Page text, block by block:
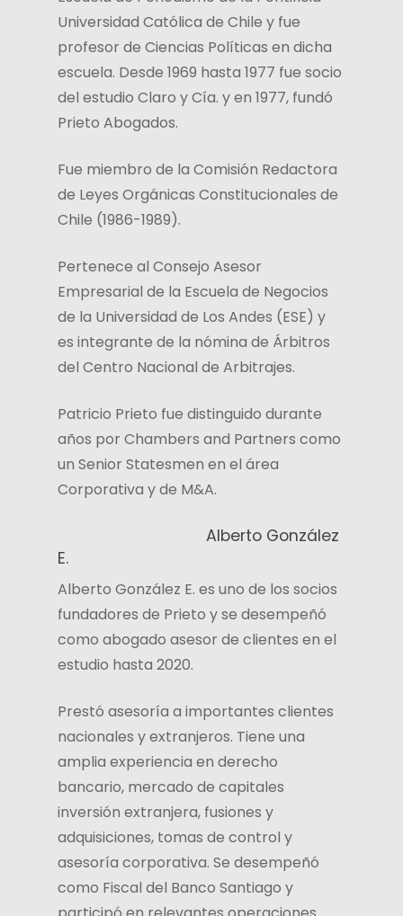
Universidad Católica de Chile y fue
profesor de Ciencias Políticas en dicha
escuela. Desde 1969 hasta 1977 fue socio
del estudio Claro y Cía. y en 1977, fundó
Prieto Abogados.
Fue miembro de la Comisión Redactora
de Leyes Orgánicas Constitucionales de
Chile (1986-1989).
Pertenece al Consejo Asesor
Empresarial de la Escuela de Negocios
de la Universidad de Los Andes (ESE) y
es integrante de la nómina de Árbitros
del Centro Nacional de Arbitrajes.
Patricio Prieto fue distinguido durante
años por Chambers and Partners como
un Senior Statesmen en el área
Corporativa y de M&A.
Alberto González
E.
Alberto González E. es uno de los socios
fundadores de Prieto y se desempeñó
como abogado asesor de clientes en el
estudio hasta 2020.
Prestó asesoría a importantes clientes
nacionales y extranjeros. Tiene una
amplia experiencia en derecho
bancario, mercado de capitales
inversión extranjera, fusiones y
adquisiciones, tomas de control y
asesoría corporativa. Se desempeñó
como Fiscal del Banco Santiago y